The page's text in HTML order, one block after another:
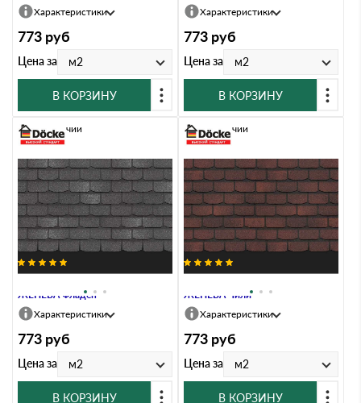
Характеристики
773 руб
Цена за м2
В КОРЗИНУ
Характеристики
773 руб
Цена за м2
В КОРЗИНУ
ЖЕНЕВА Фладен
В наличии
Характеристики
773 руб
Цена за м2
В КОРЗИНУ
ЖЕНЕВА Чили
В наличии
Характеристики
773 руб
Цена за м2
В КОРЗИНУ